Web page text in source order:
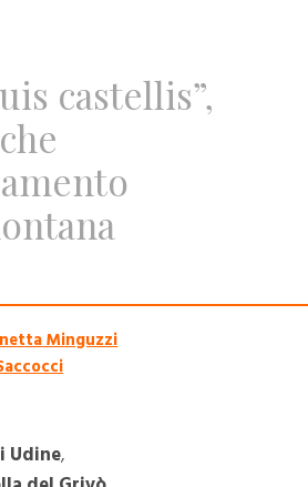
castellis”,
Minguzzi
Udine,